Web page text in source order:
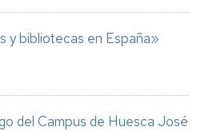
y bibliotecas en España»
del Campus de Huesca José